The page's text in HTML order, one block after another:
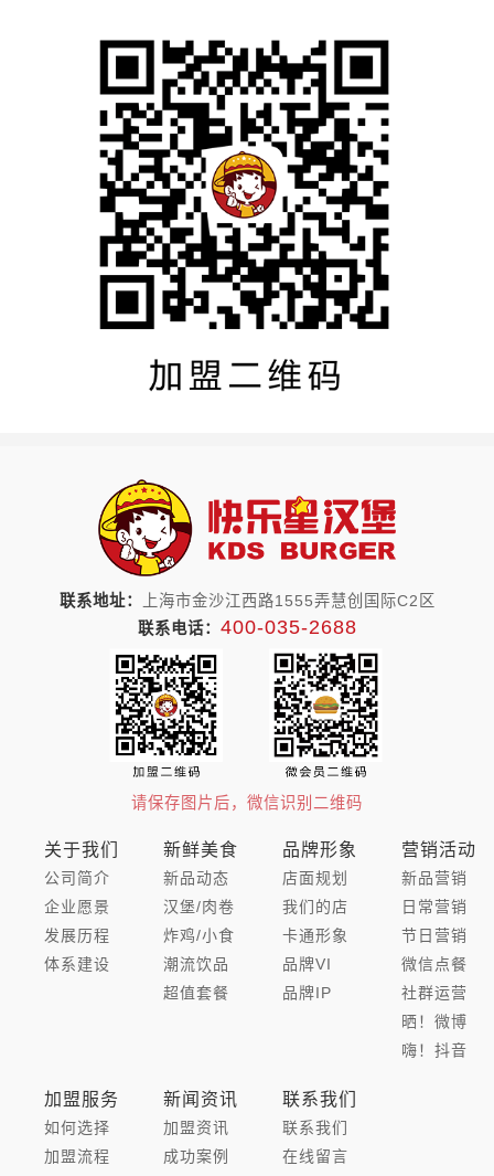
联系地址：
上海市金沙江西路1555弄慧创国际C2区
联系电话： 400-035-2688
请保存图片后，微信识别二维码
关于我们
公司简介
企业愿景
发展历程
体系建设
新鲜美食
新品动态
汉堡/肉卷
炸鸡/小食
潮流饮品
超值套餐
品牌形象
店面规划
我们的店
卡通形象
品牌VI
品牌IP
营销活动
新品营销
日常营销
节日营销
微信点餐
社群运营
晒！微博
嗨！抖音
加盟服务
如何选择
加盟流程
新闻资讯
加盟资讯
成功案例
联系我们
联系我们
在线留言